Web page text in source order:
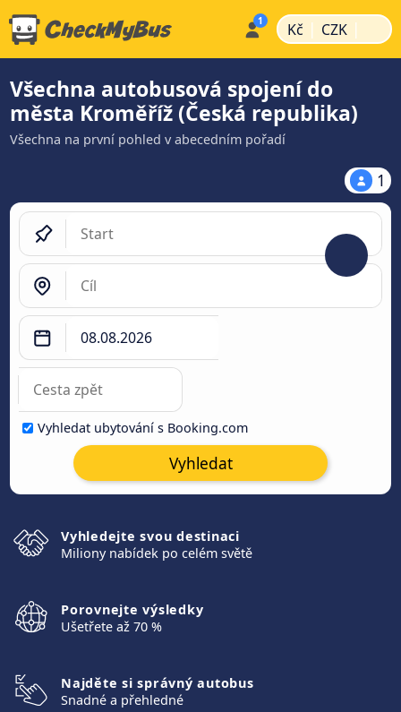
Kč | CZK |
Všechna autobusová spojení do
města Kroměříž (Česká republika)
Všechna na první pohled v abecedním pořadí
1
Vyhledat ubytování s Booking.com
Vyhledat
Vyhledejte svou destinaci
Miliony nabídek po celém světě
Porovnejte výsledky
Ušetřete až 70 %
Najděte si správný autobus
Snadné a přehledné